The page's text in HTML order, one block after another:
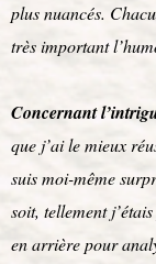
plus nuancés.
très important
Concernant
que j’ai le mieux
suis moi-même
soit, tellement
en arrière pour